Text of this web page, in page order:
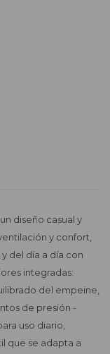
diseño casual y
y confort,
del día a día con
integradas:
del empeine,
de presión -
uso diario,
que se adapta a